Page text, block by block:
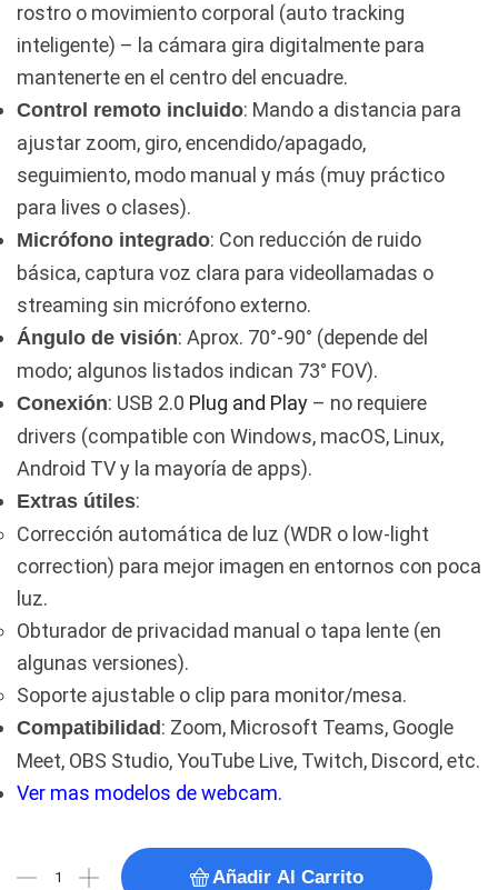
rostro o movimiento corporal (auto tracking
inteligente) – la cámara gira digitalmente para
mantenerte en el centro del encuadre.
Control remoto incluido: Mando a distancia para
ajustar zoom, giro, encendido/apagado,
seguimiento, modo manual y más (muy práctico
para lives o clases).
Micrófono integrado: Con reducción de ruido
básica, captura voz clara para videollamadas o
streaming sin micrófono externo.
Ángulo de visión: Aprox. 70°-90° (depende del
modo; algunos listados indican 73° FOV).
Conexión: USB 2.0 Plug and Play – no requiere
drivers (compatible con Windows, macOS, Linux,
Android TV y la mayoría de apps).
Extras útiles:
Corrección automática de luz (WDR o low-light
correction) para mejor imagen en entornos con poca
luz.
Obturador de privacidad manual o tapa lente (en
algunas versiones).
Soporte ajustable o clip para monitor/mesa.
Compatibilidad : Zoom, Microsoft Teams, Google
Meet, OBS Studio, YouTube Live, Twitch, Discord, etc.
Ver mas modelos de webcam.
Añadir Al Carrito